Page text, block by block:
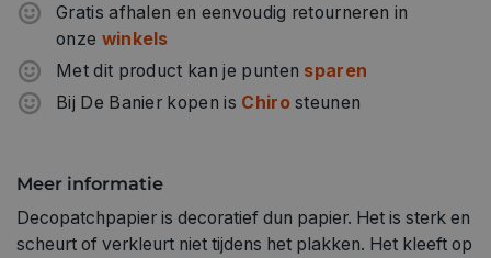
Gratis afhalen en eenvoudig retourneren in
onze winkels
Met dit product kan je punten sparen
Bij De Banier kopen is Chirosteunen
Meer informatie
Decopatchpapier is decoratief dun papier. Het is sterk en
scheurt of verkleurt niet tijdens het plakken. Het kleeft op